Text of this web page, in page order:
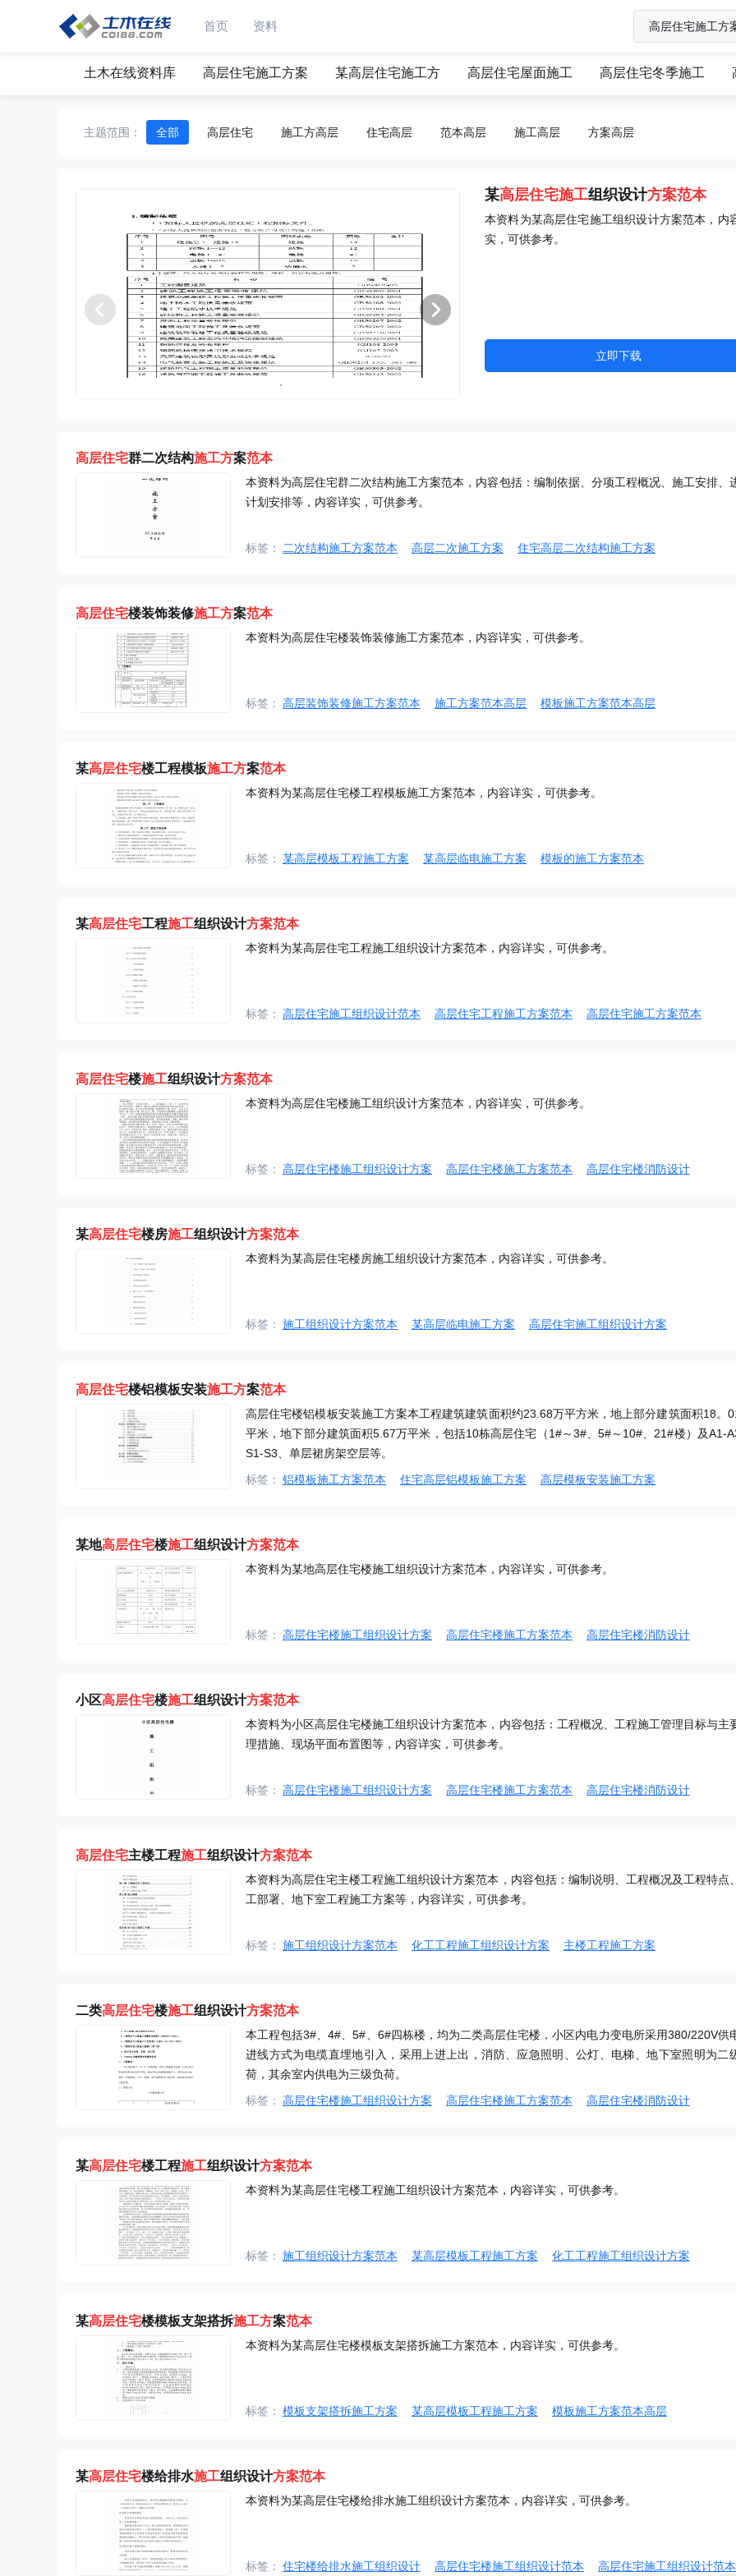
首页 资料
土木在线资料库 高层住宅施工方案 某高层住宅施工方 高层住宅屋面施工 高层住宅冬季施工
主题范围： 全部 高层住宅 施工方高层 住宅高层 范本高层 施工高层 方案高层
某高层住宅施工组织设计方案范本
本资料为某高层住宅施工组织设计方案范本，内
实，可供参考。
立即下载
高层住宅群二次结构施工方案范本
本资料为高层住宅群二次结构施工方案范本，内容包括：编制依据、分项工程概况、施工安排、
计划安排等，内容详实，可供参考。
标签： 二次结构施工方案范本 高层二次施工方案 住宅高层二次结构施工方案
高层住宅楼装饰装修施工方案范本
本资料为高层住宅楼装饰装修施工方案范本，内容详实，可供参考。
标签： 高层装饰装修施工方案范本 施工方案范本高层 模板施工方案范本高层
某高层住宅楼工程模板施工方案范本
本资料为某高层住宅楼工程模板施工方案范本，内容详实，可供参考。
标签： 某高层模板工程施工方案 某高层临电施工方案 模板的施工方案范本
某高层住宅工程施工组织设计方案范本
本资料为某高层住宅工程施工组织设计方案范本，内容详实，可供参考。
标签： 高层住宅施工组织设计范本 高层住宅工程施工方案范本 高层住宅施工方案范本
高层住宅楼施工组织设计方案范本
本资料为高层住宅楼施工组织设计方案范本，内容详实，可供参考。
标签： 高层住宅楼施工组织设计方案 高层住宅楼施工方案范本 高层住宅楼消防设计
某高层住宅楼房施工组织设计方案范本
本资料为某高层住宅楼房施工组织设计方案范本，内容详实，可供参考。
标签： 施工组织设计方案范本 某高层临电施工方案 高层住宅施工组织设计方案
高层住宅楼铝模板安装施工方案范本
高层住宅楼铝模板安装施工方案本工程建筑建筑面积约23.68万平方米，地上部分建筑面积18。
平米，地下部分建筑面积5.67万平米，包括10栋高层住宅（1#～3#、5#～10#、21#楼）及A1-
S1-S3、单层裙房架空层等。
标签： 铝模板施工方案范本 住宅高层铝模板施工方案 高层模板安装施工方案
某地高层住宅楼施工组织设计方案范本
本资料为某地高层住宅楼施工组织设计方案范本，内容详实，可供参考。
标签： 高层住宅楼施工组织设计方案 高层住宅楼施工方案范本 高层住宅楼消防设计
小区高层住宅楼施工组织设计方案范本
本资料为小区高层住宅楼施工组织设计方案范本，内容包括：工程概况、工程施工管理目标与主
理措施、现场平面布置图等，内容详实，可供参考。
标签： 高层住宅楼施工组织设计方案 高层住宅楼施工方案范本 高层住宅楼消防设计
高层住宅主楼工程施工组织设计方案范本
本资料为高层住宅主楼工程施工组织设计方案范本，内容包括：编制说明、工程概况及工程特点
工部署、地下室工程施工方案等，内容详实，可供参考。
标签： 施工组织设计方案范本 化工工程施工组织设计方案 主楼工程施工方案
二类高层住宅楼施工组织设计方案范本
本工程包括3#、4#、5#、6#四栋楼，均为二类高层住宅楼，小区内电力变电所采用380/220V供
进线方式为电缆直埋地引入，采用上进上出，消防、应急照明、公灯、电梯、地下室照明为二
荷，其余室内供电为三级负荷。
标签： 高层住宅楼施工组织设计方案 高层住宅楼施工方案范本 高层住宅楼消防设计
某高层住宅楼工程施工组织设计方案范本
本资料为某高层住宅楼工程施工组织设计方案范本，内容详实，可供参考。
标签： 施工组织设计方案范本 某高层模板工程施工方案 化工工程施工组织设计方案
某高层住宅楼模板支架搭拆施工方案范本
本资料为某高层住宅楼模板支架搭拆施工方案范本，内容详实，可供参考。
标签： 模板支架搭拆施工方案 某高层模板工程施工方案 模板施工方案范本高层
某高层住宅楼给排水施工组织设计方案范本
本资料为某高层住宅楼给排水施工组织设计方案范本，内容详实，可供参考。
标签： 住宅楼给排水施工组织设计 高层住宅楼施工组织设计范本 高层住宅施工组织设计范本